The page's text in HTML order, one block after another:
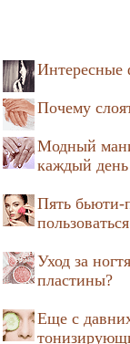
Интересные
Почему
Модный
каждый день
Пять бьюти-
Уход за
пластины?
Еще с